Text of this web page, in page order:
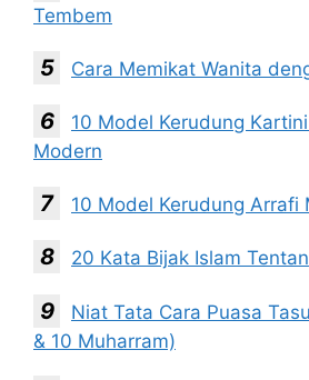
Tembem
Cara Memikat Wanita
10 Model Kerudung
Modern
10 Model Kerudung Arrafi
20 Kata Bijak Islam
Niat Tata Cara Puasa
& 10 Muharram)